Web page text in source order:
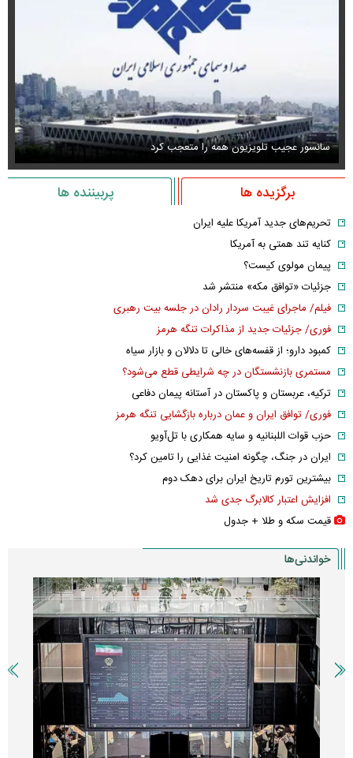
سانسور عجیب تلویزیون همه را متعجب کرد
برگزیده ها پربیننده ها
تحریم‌های جدید آمریکا علیه ایران
کنایه تند همتی به آمریکا
پیمان مولوی کیست؟
جزئیات «توافق مکه» منتشر شد
فیلم/ ماجرای غیبت سردار رادان در جلسه بیت رهبری
فوری/ جزئیات جدید از مذاکرات تنگه هرمز
کمبود دارو؛ از قفسه‌های خالی تا دلالان و بازار سیاه
مستمری بازنشستگان در چه شرایطی قطع می‌شود؟
ترکیه، عربستان و پاکستان در آستانه پیمان دفاعی
فوری/ توافق ایران و عمان درباره بازگشایی تنگه هرمز
حزب قوات اللبنانیه و سایه همکاری با تل‌آویو
ایران در جنگ، چگونه امنیت غذایی را تامین کرد؟
بیشترین تورم تاریخ ایران برای دهک دوم
افزایش اعتبار کالابرگ جدی شد
قیمت سکه و طلا + جدول
خواندنی‌ها